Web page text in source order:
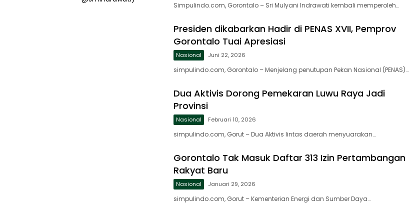
Simpulindo.com, Gorontalo – Sri Mulyani Indrawati kembali memperoleh…
Presiden dikabarkan Hadir di PENAS XVII, Pemprov
Gorontalo Tuai Apresiasi
Nasional Juni 22, 2026
simpulindo.com, Gorontalo – Menjelang penutupan Pekan Nasional (PENAS)…
Dua Aktivis Dorong Pemekaran Luwu Raya Jadi
Provinsi
Nasional Februari 10, 2026
simpulindo.com, Gorut – Dua Aktivis lintas daerah menyuarakan…
Gorontalo Tak Masuk Daftar 313 Izin Pertambangan
Rakyat Baru
Nasional Januari 29, 2026
simpulindo.com, Gorut – Kementerian Energi dan Sumber Daya…